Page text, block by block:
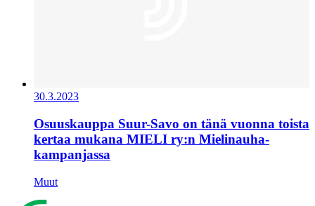
30.3.2023
Osuuskauppa Suur-Savo on tänä vuonna toista
kertaa mukana MIELI ry:n Mielinauha-
kampanjassa
Muut